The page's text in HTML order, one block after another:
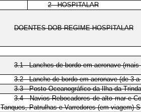
2 - HOSPITALAR
DOENTES DOB REGIME HOSPITALAR
3.1 - Lanches de bordo em aeronave (mais
3.2 - Lanche de bordo em aeronave (de 3
3.3 - Posto Oceanográfico da Ilha da
3.4 - Navios Rebocadores de alto mar e
Tanques, Patrulhas e Varredores (em viagem)